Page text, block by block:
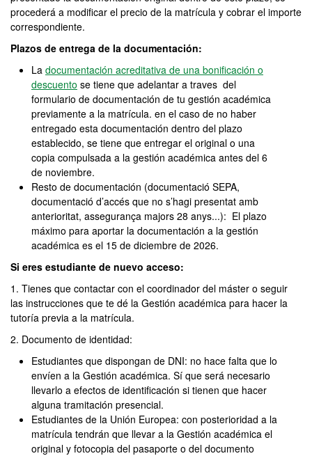
procederá a modificar el precio de la matrícula y cobrar el importe
correspondiente.
Plazos de entrega de la documentación:
La documentación acreditativa de una bonificación o
descuento se tiene que adelantar a traves del
formulario de documentación de tu gestión académica
previamente a la matrícula. en el caso de no haber
entregado esta documentación dentro del plazo
establecido, se tiene que entregar el original o una
copia compulsada a la gestión académica antes del 6
de noviembre.
Resto de documentación (documentació SEPA,
documentació d’accés que no s’hagi presentat amb
anterioritat, assegurança majors 28 anys...): El plazo
máximo para aportar la documentación a la gestión
académica es el 15 de diciembre de 2026.
Si eres estudiante de nuevo acceso:
1. Tienes que contactar con el coordinador del máster o seguir
las instrucciones que te dé la Gestión académica para hacer la
tutoría previa a la matrícula.
2. Documento de identidad:
Estudiantes que dispongan de DNI: no hace falta que lo
envíen a la Gestión académica. Sí que será necesario
llevarlo a efectos de identificación si tienen que hacer
alguna tramitación presencial.
Estudiantes de la Unión Europea: con posterioridad a la
matrícula tendrán que llevar a la Gestión académica el
original y fotocopia del pasaporte o del documento